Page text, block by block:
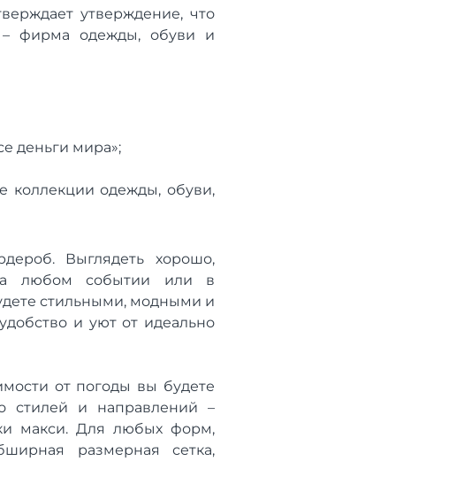
утверждение, что
– фирма одежды, обуви и
деньги мира»;
коллекции одежды, обуви,
Выглядеть хорошо,
любом событии или в
стильными, модными и
и уют от идеально
от погоды вы будете
стилей и направлений –
макси. Для любых форм,
размерная сетка,